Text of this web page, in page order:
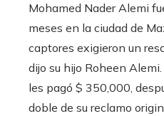
Mohamed Nader Alemi
meses en la ciudad de
captores exigieron un
dijo su hijo Roheen
les pagó $ 350,000,
doble de su reclamo